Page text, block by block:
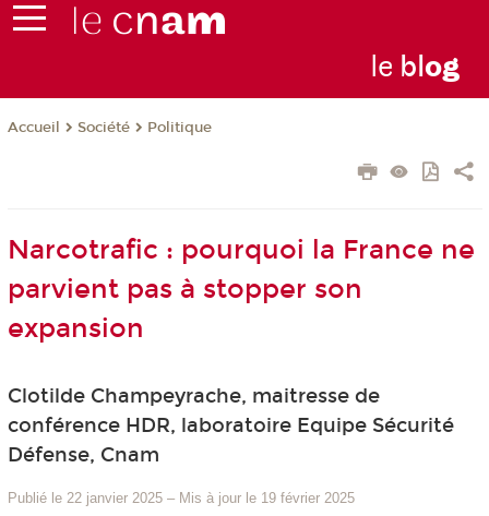
le blog
Accueil Société Politique
Narcotrafic : pourquoi la France ne
parvient pas à stopper son
expansion
Clotilde Champeyrache, maitresse de
conférence HDR, laboratoire Equipe Sécurité
Défense, Cnam
Publié le 22 janvier 2025 – Mis à jour le 19 février 2025